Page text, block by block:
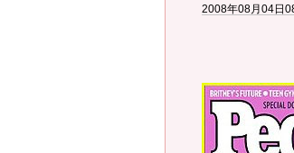
2008年08月04日